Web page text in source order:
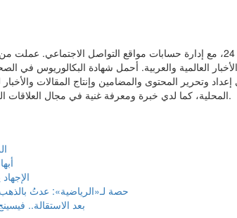
أعمل كقائد فريق في الخليج 24، مع إدارة حسابات مواقع التواصل
العالمية والعربية. أحمل شهادة البكالوريوس في
وتحرير المحتوى والمضامين وإنتاج المقالات والأخبار
المحلية، كما لدي خبرة ومعرفة غنية في مجال العلاقات العامة والإعلام وتنسيق المشاريع وإدارتها.
أبها
حصة لـ«الرياضية»: عدتُ
بعد الاستقالة..